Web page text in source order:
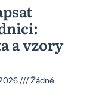
a vzory
Žádné